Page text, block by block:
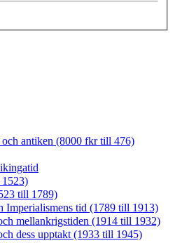
antiken (8000 fkr till 476)
till 1789)
tid (1789 till 1913)
mellankrigstiden (1914 till 1932)
dess upptakt (1933 till 1945)